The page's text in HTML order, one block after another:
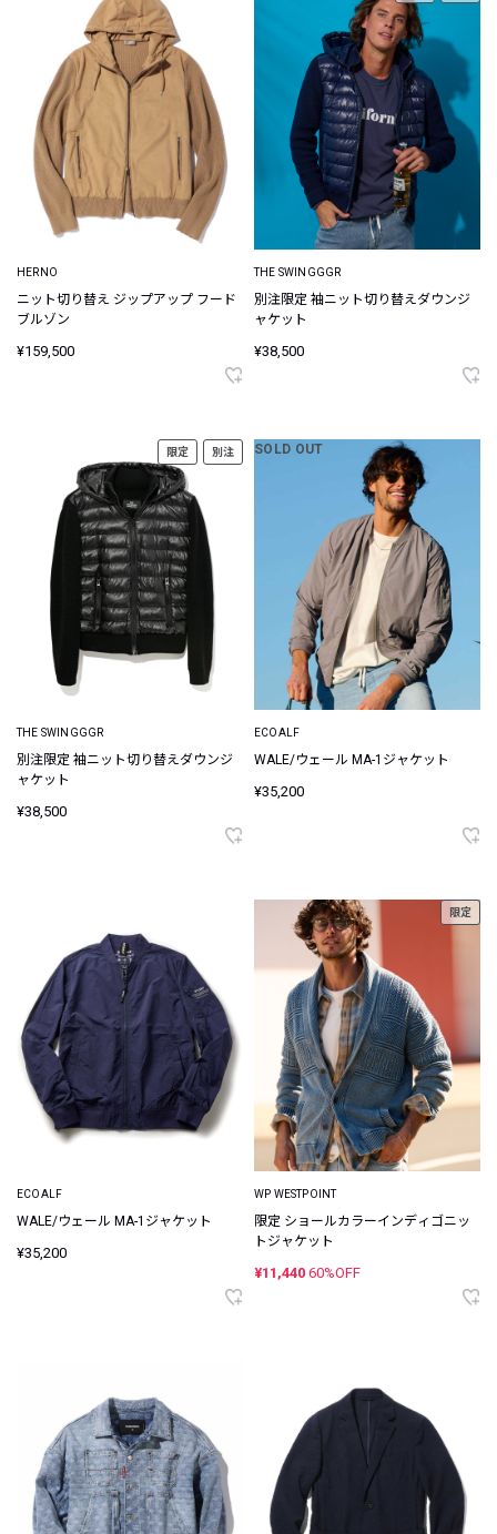
HERNO
ニット切り替え ジップアップ フード
ブルゾン
¥159,500
THE SWINGGGR
別注限定 袖ニット切り替えダウンジ
ャケット
¥38,500
限定 別注
THE SWINGGGR
別注限定 袖ニット切り替えダウンジ
ャケット
¥38,500
SOLD OUT
ECOALF
WALE/ウェール MA-1ジャケット
¥35,200
ECOALF
WALE/ウェール MA-1ジャケット
¥35,200
限定
WP WESTPOINT
限定 ショールカラーインディゴニッ
トジャケット
¥11,440 60%OFF